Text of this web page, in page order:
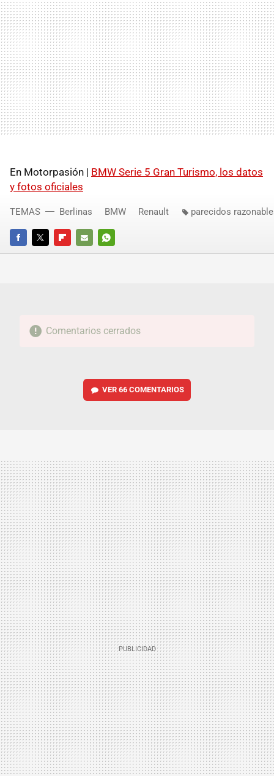
En Motorpasión | BMW Serie 5 Gran Turismo, los datos
y fotos oficiales
FACEBOOKTWITTERFLIPBOARD
E-
WHATSAPP
TEMAS Berlinas BMW Renault parecidos
Comentarios cerrados
VER 66 COMENTARIOS